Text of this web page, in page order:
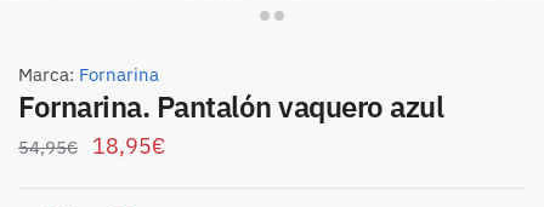
Marca: Fornarina
Fornarina. Pantalón vaquero azul
54,95€ 18,95€